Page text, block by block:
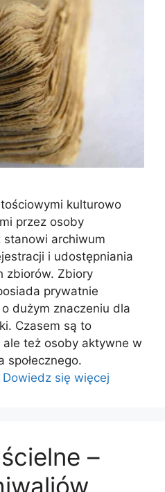
kulturowo
przez osoby
archiwum
i udostępniania
zbiorów. Zbiory
prywatnie
dużym znaczeniu dla
Czasem są to
też osoby aktywne w
społecznego.
Dowiedz się więcej
–